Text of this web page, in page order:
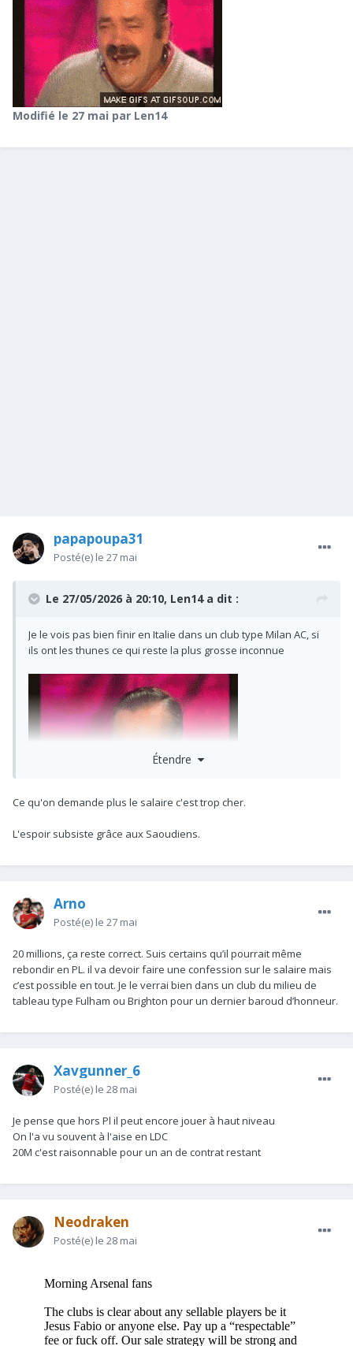
Modifié le 27 mai par Len14
papapoupa31
Posté(e) le 27 mai
Le 27/05/2026 à 20:10, Len14a dit :
Je le vois pas bien finir en Italie dans un club type Milan AC, si
ils ont les thunes ce qui reste la plus grosse inconnue
Étendre
Ce qu'on demande plus le salaire c'est trop cher.
L'espoir subsiste grâce aux Saoudiens.
Arno
Posté(e) le 27 mai
20 millions, ça reste correct. Suis certains qu’il pourrait même
rebondir en PL. il va devoir faire une confession sur le salaire mais
c’est possible en tout. Je le verrai bien dans un club du milieu de
tableau type Fulham ou Brighton pour un dernier baroud d’honneur.
Xavgunner_6
Posté(e) le 28 mai
Je pense que hors Pl il peut encore jouer à haut niveau
On l'a vu souvent à l'aise en LDC
20M c'est raisonnable pour un an de contrat restant
Neodraken
Posté(e) le 28 mai